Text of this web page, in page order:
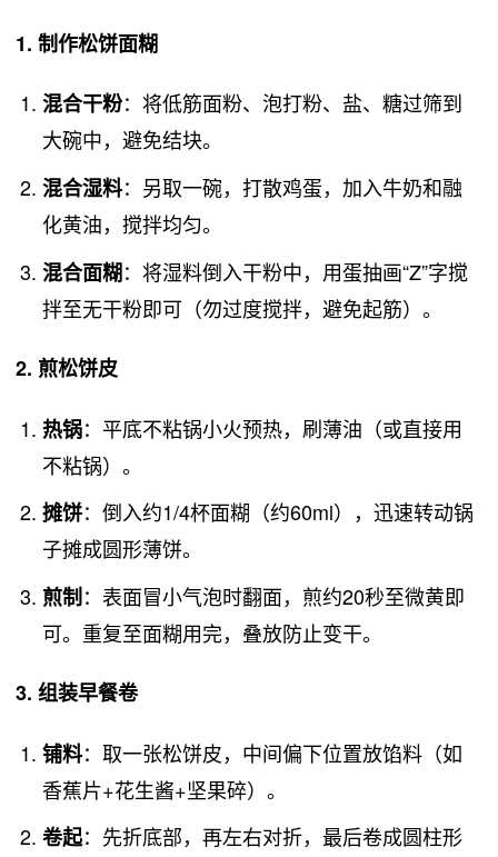
1. 制作松饼面糊
混合干粉：将低筋面粉、泡打粉、盐、糖过筛到
大碗中，避免结块。
混合湿料：另取一碗，打散鸡蛋，加入牛奶和融
化黄油，搅拌均匀。
混合面糊：将湿料倒入干粉中，用蛋抽画“Z”字搅
拌至无干粉即可（勿过度搅拌，避免起筋）。
2. 煎松饼皮
热锅：平底不粘锅小火预热，刷薄油（或直接用
不粘锅）。
摊饼：倒入约1/4杯面糊（约60ml），迅速转动锅
子摊成圆形薄饼。
煎制：表面冒小气泡时翻面，煎约20秒至微黄即
可。重复至面糊用完，叠放防止变干。
3. 组装早餐卷
铺料：取一张松饼皮，中间偏下位置放馅料（如
香蕉片+花生酱+坚果碎）。
卷起：先折底部，再左右对折，最后卷成圆柱形